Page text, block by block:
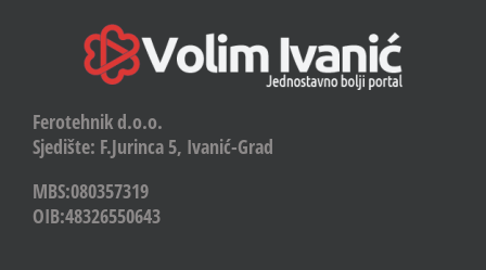
Ferotehnik d.o.o.
Sjedište: F.Jurinca 5, Ivanić-Grad
MBS:080357319
OIB:48326550643